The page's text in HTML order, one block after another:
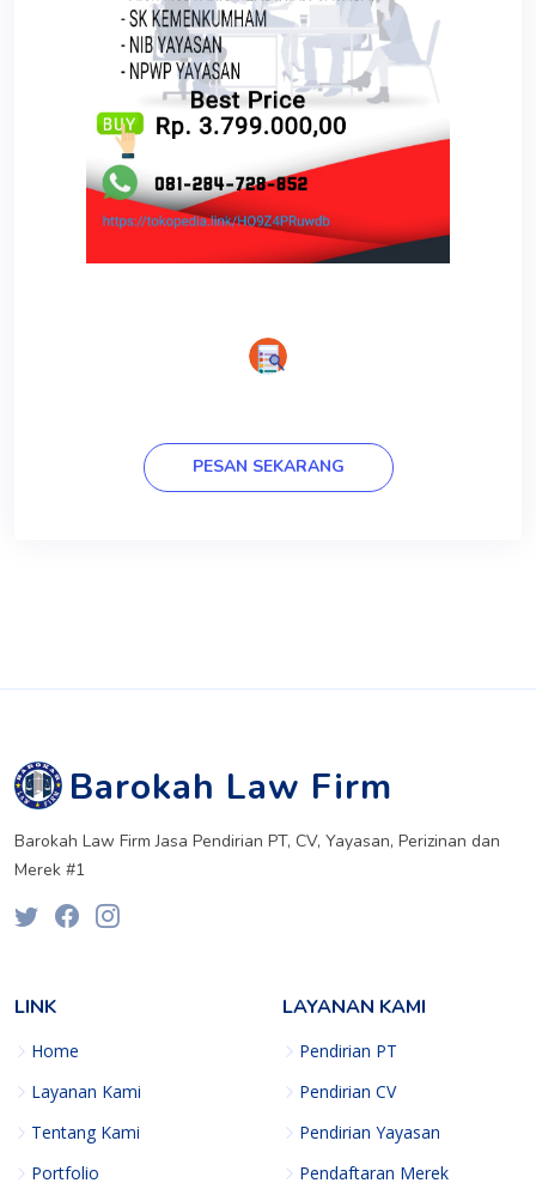
PESAN SEKARANG
Barokah Law Firm
Barokah Law Firm Jasa Pendirian PT, CV, Yayasan, Perizinan dan
Merek #1
LINK
Home
Layanan Kami
Tentang Kami
Portfolio
LAYANAN KAMI
Pendirian PT
Pendirian CV
Pendirian Yayasan
Pendaftaran Merek